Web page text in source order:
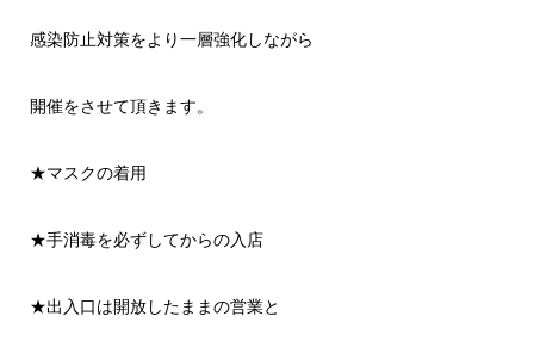
感染防止対策をより一層強化しながら
開催をさせて頂きます。
★マスクの着用
★手消毒を必ずしてからの入店
★出入口は開放したままの営業と